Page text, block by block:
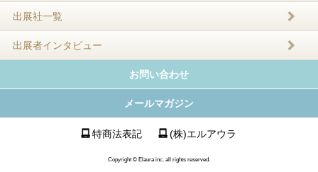
出展社一覧
出展者インタビュー
お問い合わせ
メールマガジン
特商法表記 (株)エルアウラ
Copyright © Elaura inc. all rights reserved.